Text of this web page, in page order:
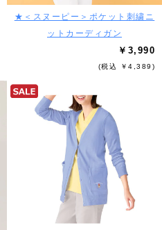
★＜スヌーピー＞ポケット刺繍ニ
ットカーディガン
￥3,990
(税込 ￥4,389)